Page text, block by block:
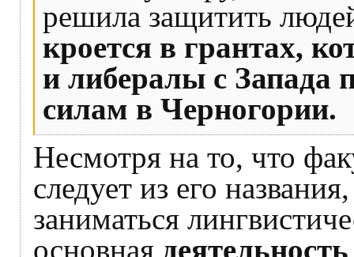
решила защитить
кроется в грантах,
и либералы с Запада
силам в Черногории.
Несмотря на то, что
следует из его
заниматься
основная